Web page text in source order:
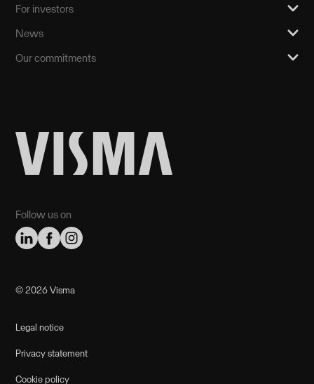
Follow us on
For investors
News
Our commitments
©️ 2026 Visma
Legal notice
Privacy statement
Cookie policy